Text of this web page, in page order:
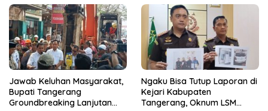
Jawab Keluhan Masyarakat,
Bupati Tangerang
Groundbreaking Lanjutan
Ngaku Bisa Tutup Laporan di
Kejari Kabupaten
Tangerang, Oknum LSM